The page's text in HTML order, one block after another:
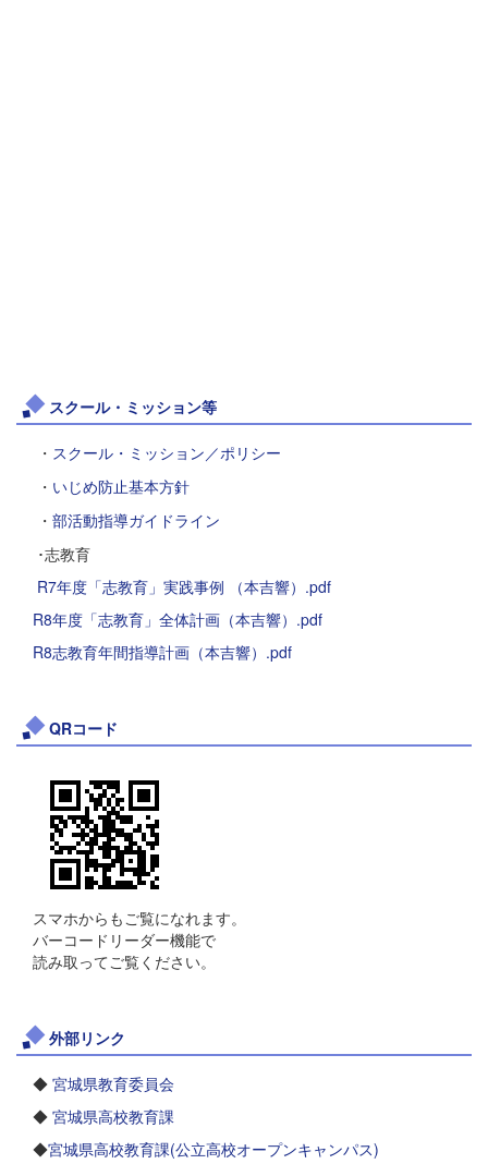
スクール・ミッション等
・ スクール・ミッション／ポリシー
・ いじめ防止基本方針
・ 部活動指導ガイドライン
･志教育
R7年度「志教育」実践事例 （本吉響）.pdf
R8年度「志教育」全体計画（本吉響）.pdf
R8志教育年間指導計画（本吉響）.pdf
QRコード
スマホからもご覧になれます。
バーコードリーダー機能で
読み取ってご覧ください。
外部リンク
◆ 宮城県教育委員会
◆ 宮城県高校教育課
◆宮城県高校教育課(公立高校オープンキャンパス)